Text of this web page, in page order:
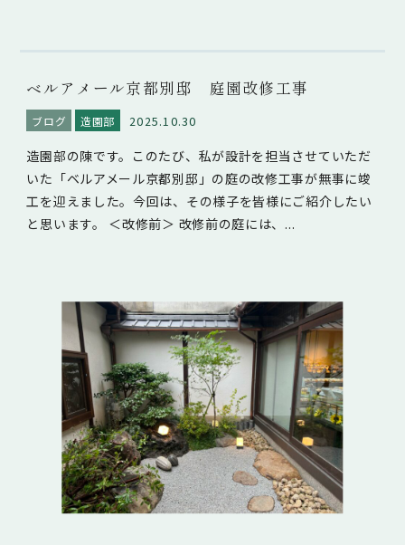
ベルアメール京都別邸 庭園改修工事
ブログ 造園部 2025.10.30
造園部の陳です。このたび、私が設計を担当させていただ
いた「ベルアメール京都別邸」の庭の改修工事が無事に竣
工を迎えました。今回は、その様子を皆様にご紹介したい
と思います。 ＜改修前＞ 改修前の庭には、...